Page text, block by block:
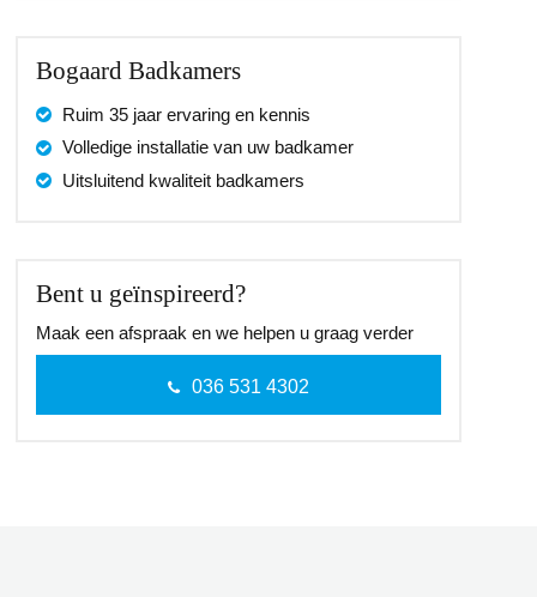
Bogaard Badkamers
Ruim 35 jaar ervaring en kennis
Volledige installatie van uw badkamer
Uitsluitend kwaliteit badkamers
Bent u geïnspireerd?
Maak een afspraak en we helpen u graag verder
036 531 4302